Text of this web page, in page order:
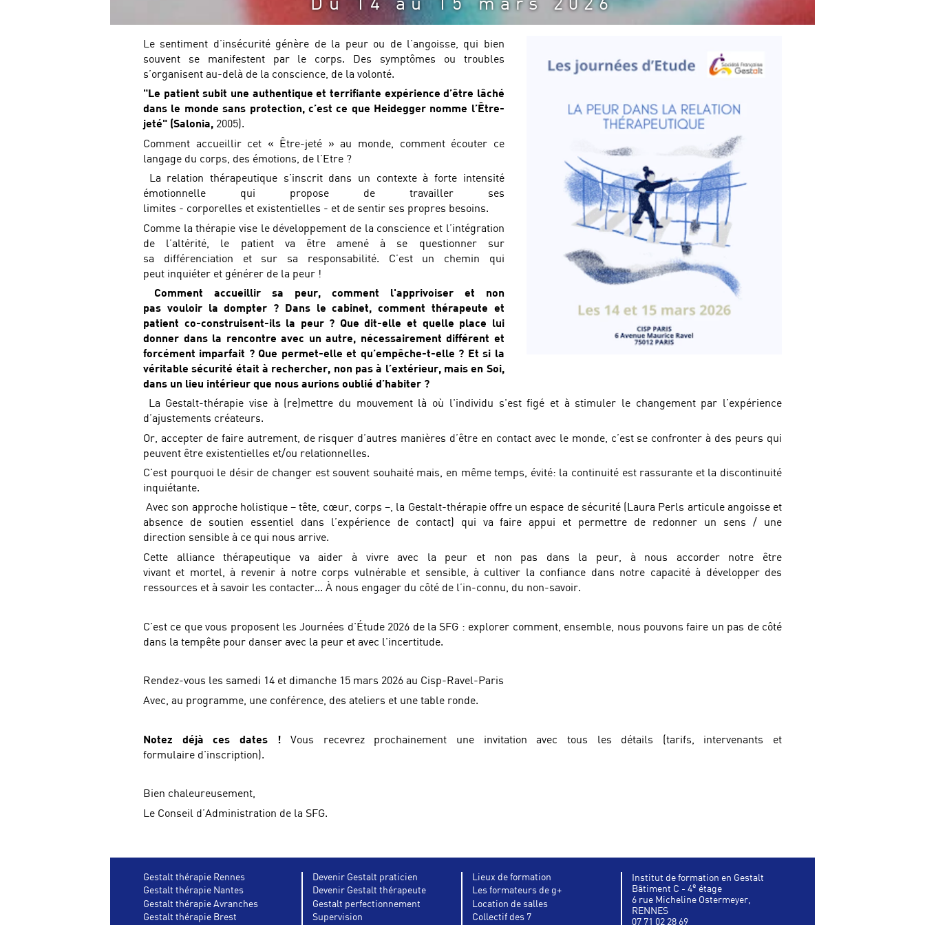
Le sentiment d’insécurité génère de la peur ou de l’angoisse, qui bien
souvent se manifestent par le corps. Des symptômes ou troubles
s’organisent au-delà de la conscience, de la volonté.
"Le patient subit une authentique et terrifiante expérience d’être lâché
dans le monde sans protection, c’est ce que Heidegger nomme l’Être-
jeté" (Salonia, 2005).
Comment accueillir cet « Être-jeté » au monde, comment écouter ce
langage du corps, des émotions, de l’Etre ?
La relation thérapeutique s’inscrit dans un contexte à forte intensité
émotionnelle qui propose de travailler ses
limites - corporelles et existentielles - et de sentir ses propres besoins.
Comme la thérapie vise le développement de la conscience et l’intégration
de l’altérité, le patient va être amené à se questionner sur
sa différenciation et sur sa responsabilité. C’est un chemin qui
peut inquiéter et générer de la peur !
Comment accueillir sa peur, comment l'apprivoiser et non
pas vouloir la dompter ? Dans le cabinet, comment thérapeute et
patient co-construisent-ils la peur ? Que dit-elle et quelle place lui
donner dans la rencontre avec un autre, nécessairement différent et
forcément imparfait ? Que permet-elle et qu’empêche-t-elle ? Et si la
véritable sécurité était à rechercher, non pas à l’extérieur, mais en Soi,
dans un lieu intérieur que nous aurions oublié d’habiter ?
La Gestalt-thérapie vise à (re)mettre du mouvement là où l'individu s'est figé et à stimuler le changement par l’expérience
d’ajustements créateurs.
Or, accepter de faire autrement, de risquer d’autres manières d’être en contact avec le monde, c’est se confronter à des peurs qui
peuvent être existentielles et/ou relationnelles.
C'est pourquoi le désir de changer est souvent souhaité mais, en même temps, évité: la continuité est rassurante et la discontinuité
inquiétante.
Avec son approche holistique – tête, cœur, corps –, la Gestalt-thérapie offre un espace de sécurité (Laura Perls articule angoisse et
absence de soutien essentiel dans l’expérience de contact) qui va faire appui et permettre de redonner un sens / une
direction sensible à ce qui nous arrive.
Cette alliance thérapeutique va aider à vivre avec la peur et non pas dans la peur, à nous accorder notre être
vivant et mortel, à revenir à notre corps vulnérable et sensible, à cultiver la confiance dans notre capacité à développer des
ressources et à savoir les contacter... À nous engager du côté de l’in-connu, du non-savoir.
C'est ce que vous proposent les Journées d'Étude 2026 de la SFG : explorer comment, ensemble, nous pouvons faire un pas de côté
dans la tempête pour danser avec la peur et avec l'incertitude.
Rendez-vous les samedi 14 et dimanche 15 mars 2026 au Cisp-Ravel-Paris
Avec, au programme, une conférence, des ateliers et une table ronde.
Notez déjà ces dates !
Vous recevrez prochainement une invitation avec tous les détails (tarifs, intervenants et
formulaire d'inscription).
Bien chaleureusement,
Le Conseil d’Administration de la SFG.
Gestalt thérapie Rennes
Gestalt thérapie Nantes
Gestalt thérapie Avranches
Gestalt thérapie Brest
Devenir Gestalt praticien
Devenir Gestalt thérapeute
Gestalt perfectionnement
Supervision
Lieux de formation
Les formateurs de g+
Location de salles
Collectif des 7
Institut de formation en Gestalt
Bâtiment C - 4e étage
6 rue Micheline Ostermeyer,
RENNES
07 71 02 28 69